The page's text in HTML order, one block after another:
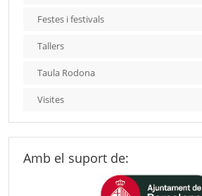
Festes i festivals
Tallers
Taula Rodona
Visites
Amb el suport de: